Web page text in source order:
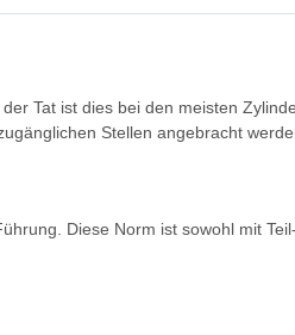
Tat ist dies bei den meisten
Stellen angebracht
Diese Norm ist sowohl mit